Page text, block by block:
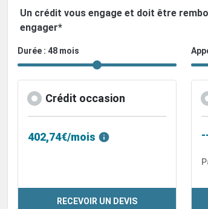
Un crédit vous engage et doit être
engager*
Durée : 48 mois
Crédit occasion
402,74€/mois
RECEVOIR UN DEVIS